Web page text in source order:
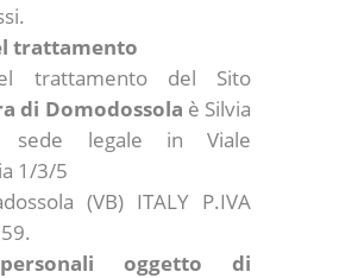
trattamento
trattamento del Sito
di Domodossola è Silvia
sede legale in Viale
1/3/5
(VB) ITALY P.IVA
oggetto di